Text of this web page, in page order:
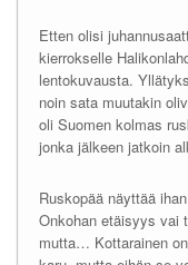
Etten olisi
kierrokselle
lentokuvausta.
noin sata muutakin
oli Suomen kolmas
jonka jälkeen jatkoin
Ruskopää näyttää
Onkohan etäisyys vai
mutta… Kottarainen